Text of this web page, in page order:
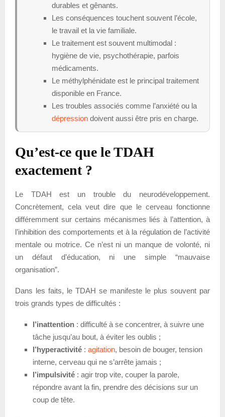
durables et gênants.
Les conséquences touchent souvent l’école,
le travail et la vie familiale.
Le traitement est souvent multimodal :
hygiène de vie, psychothérapie, parfois
médicaments.
Le méthylphénidate est le principal traitement
disponible en France.
Les troubles associés comme l’anxiété ou la
dépression doivent aussi être pris en charge.
Qu’est-ce que le TDAH
exactement ?
Le TDAH est un trouble du neurodéveloppement.
Concrètement, cela veut dire que le cerveau fonctionne
différemment sur certains mécanismes liés à l’attention, à
l’inhibition des comportements et à la régulation de l’activité
mentale ou motrice. Ce n’est ni un manque de volonté, ni
un défaut d’éducation, ni une simple “mauvaise
organisation”.
Dans les faits, le TDAH se manifeste le plus souvent par
trois grands types de difficultés :
l’inattention : difficulté à se concentrer, à suivre une
tâche jusqu’au bout, à éviter les oublis ;
l’hyperactivité : agitation, besoin de bouger, tension
interne, cerveau qui ne s’arrête jamais ;
l’impulsivité : agir trop vite, couper la parole,
répondre avant la fin, prendre des décisions sur un
coup de tête.